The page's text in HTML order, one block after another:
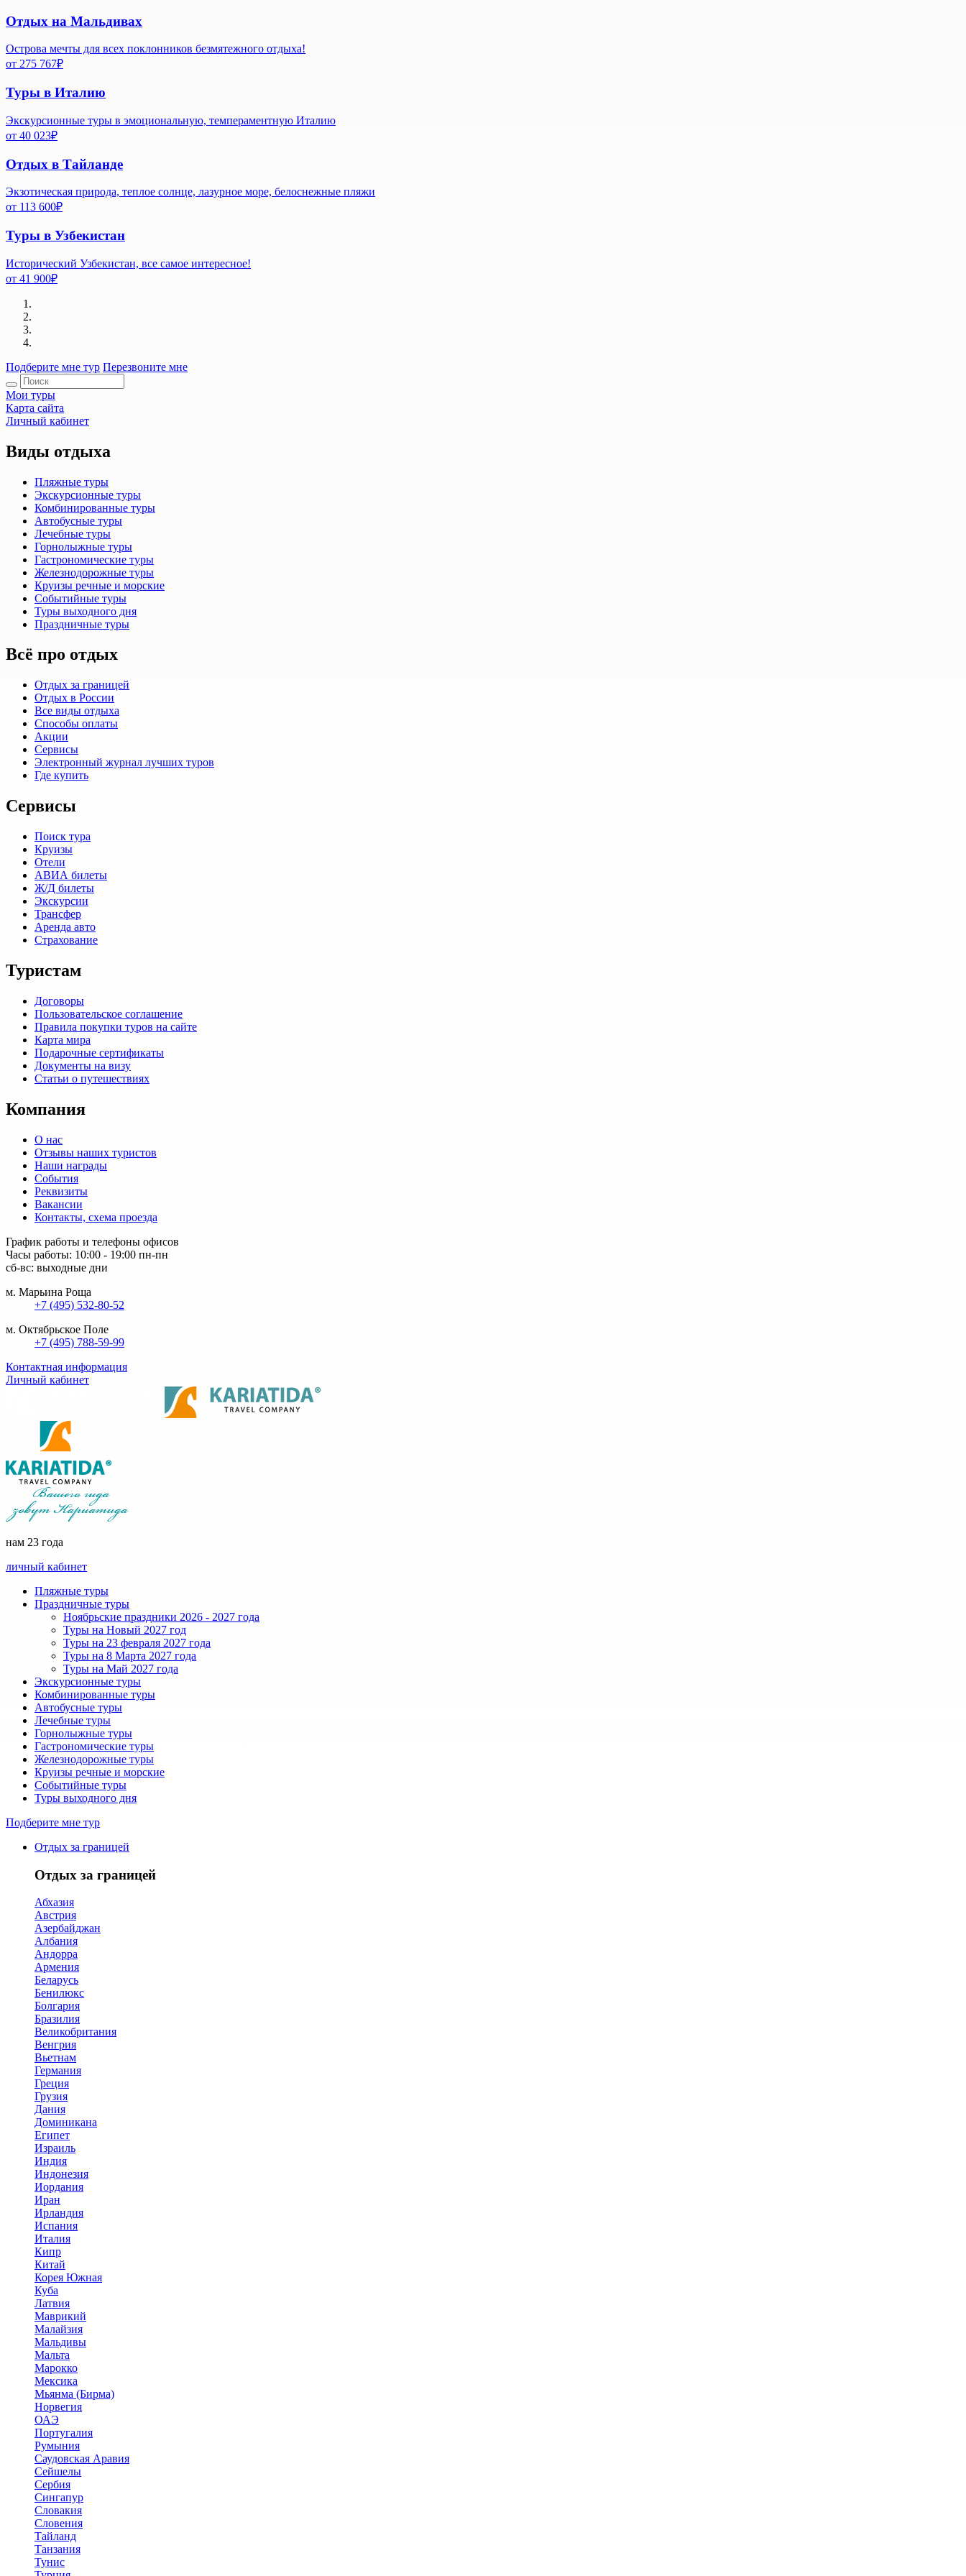
Отдых на Мальдивах
Острова мечты для всех поклонников безмятежного отдыха!
от 275 767₽
Туры в Италию
Экскурсионные туры в эмоциональную, темпераментную Италию
от 40 023₽
Отдых в Тайланде
Экзотическая природа, теплое солнце, лазурное море, белоснежные пляжи
от 113 600₽
Туры в Узбекистан
Исторический Узбекистан, все самое интересное!
от 41 900₽
Подберите мне тур Перезвоните мне
Мои туры
Карта сайта
Личный кабинет
Виды отдыха
Пляжные туры
Экскурсионные туры
Комбинированные туры
Автобусные туры
Лечебные туры
Горнолыжные туры
Гастрономические туры
Железнодорожные туры
Круизы речные и морские
Событийные туры
Туры выходного дня
Праздничные туры
Всё про отдых
Отдых за границей
Отдых в России
Все виды отдыха
Способы оплаты
Акции
Сервисы
Электронный журнал лучших туров
Где купить
Сервисы
Поиск тура
Круизы
Отели
АВИА билеты
Ж/Д билеты
Экскурсии
Трансфер
Аренда авто
Страхование
Туристам
Договоры
Пользовательское соглашение
Правила покупки туров на сайте
Карта мира
Подарочные сертификаты
Документы на визу
Статьи о путешествиях
Компания
О нас
Отзывы наших туристов
Наши награды
События
Реквизиты
Вакансии
Контакты, схема проезда
График работы и телефоны офисов
Часы работы: 10:00 - 19:00 пн-пн
сб-вс: выходные дни
м. Марьина Роща
+7 (495) 532-80-52
м. Октябрьское Поле
+7 (495) 788-59-99
Контактная информация
Личный кабинет
нам 23 года
личный кабинет
Пляжные туры
Праздничные туры
Ноябрьские праздники 2026 - 2027 года
Туры на Новый 2027 год
Туры на 23 февраля 2027 года
Туры на 8 Марта 2027 года
Туры на Май 2027 года
Экскурсионные туры
Комбинированные туры
Автобусные туры
Лечебные туры
Горнолыжные туры
Гастрономические туры
Железнодорожные туры
Круизы речные и морские
Событийные туры
Туры выходного дня
Подберите мне тур
Отдых за границей
Отдых за границей
Абхазия
Австрия
Азербайджан
Албания
Андорра
Армения
Беларусь
Бенилюкс
Болгария
Бразилия
Великобритания
Венгрия
Вьетнам
Германия
Греция
Грузия
Дания
Доминикана
Египет
Израиль
Индия
Индонезия
Иордания
Иран
Ирландия
Испания
Италия
Кипр
Китай
Корея Южная
Куба
Латвия
Маврикий
Малайзия
Мальдивы
Мальта
Марокко
Мексика
Мьянма (Бирма)
Норвегия
ОАЭ
Португалия
Румыния
Саудовская Аравия
Сейшелы
Сербия
Сингапур
Словакия
Словения
Тайланд
Танзания
Тунис